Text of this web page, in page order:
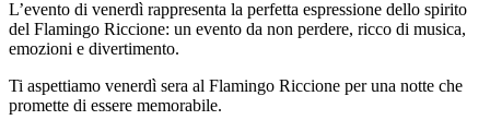
L’evento di venerdì rappresenta la perfetta espressione dello spirito
del Flamingo Riccione: un evento da non perdere, ricco di musica,
emozioni e divertimento.
Ti aspettiamo venerdì sera al Flamingo Riccione per una notte che
promette di essere memorabile.